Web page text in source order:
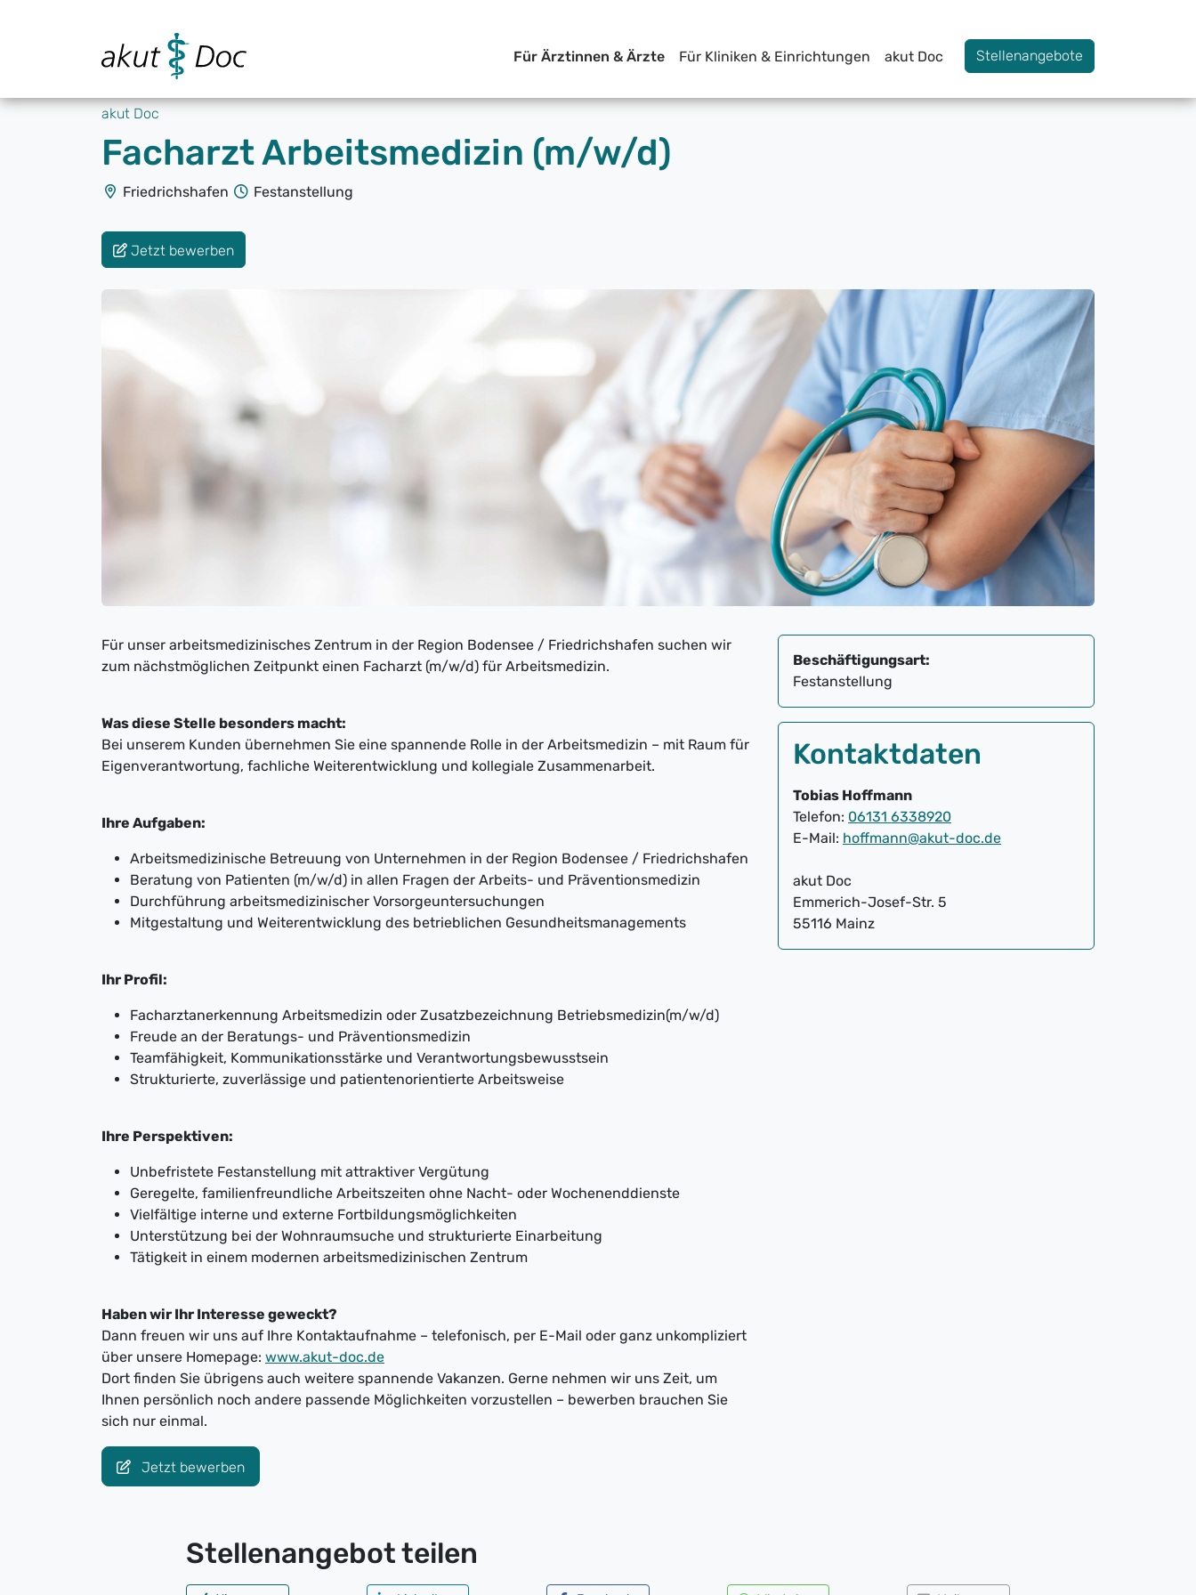
Für Ärztinnen & Ärzte Für Kliniken & Einrichtungen akut Doc Stellenangebote
akut Doc
Facharzt Arbeitsmedizin (m/w/d)
Friedrichshafen Festanstellung
Jetzt bewerben
Für unser arbeitsmedizinisches Zentrum in der Region Bodensee / Friedrichshafen suchen wir
zum nächstmöglichen Zeitpunkt einen Facharzt (m/w/d) für Arbeitsmedizin.
Was diese Stelle besonders macht:
Bei unserem Kunden übernehmen Sie eine spannende Rolle in der Arbeitsmedizin – mit Raum für
Eigenverantwortung, fachliche Weiterentwicklung und kollegiale Zusammenarbeit.
Ihre Aufgaben:
Arbeitsmedizinische Betreuung von Unternehmen in der Region Bodensee / Friedrichshafen
Beratung von Patienten (m/w/d) in allen Fragen der Arbeits- und Präventionsmedizin
Durchführung arbeitsmedizinischer Vorsorgeuntersuchungen
Mitgestaltung und Weiterentwicklung des betrieblichen Gesundheitsmanagements
Ihr Profil:
Facharztanerkennung Arbeitsmedizin oder Zusatzbezeichnung Betriebsmedizin(m/w/d)
Freude an der Beratungs- und Präventionsmedizin
Teamfähigkeit, Kommunikationsstärke und Verantwortungsbewusstsein
Strukturierte, zuverlässige und patientenorientierte Arbeitsweise
Ihre Perspektiven:
Unbefristete Festanstellung mit attraktiver Vergütung
Geregelte, familienfreundliche Arbeitszeiten ohne Nacht- oder Wochenenddienste
Vielfältige interne und externe Fortbildungsmöglichkeiten
Unterstützung bei der Wohnraumsuche und strukturierte Einarbeitung
Tätigkeit in einem modernen arbeitsmedizinischen Zentrum
Haben wir Ihr Interesse geweckt?
Dann freuen wir uns auf Ihre Kontaktaufnahme – telefonisch, per E-Mail oder ganz unkompliziert
über unsere Homepage: www.akut-doc.de
Dort finden Sie übrigens auch weitere spannende Vakanzen. Gerne nehmen wir uns Zeit, um
Ihnen persönlich noch andere passende Möglichkeiten vorzustellen – bewerben brauchen Sie
sich nur einmal.
Beschäftigungsart:
Festanstellung
Kontaktdaten
Tobias Hoffmann
Telefon: 06131 6338920
E-Mail: hoffmann@akut-doc.de
akut Doc
Emmerich-Josef-Str. 5
55116 Mainz
Jetzt bewerben
Stellenangebot teilen